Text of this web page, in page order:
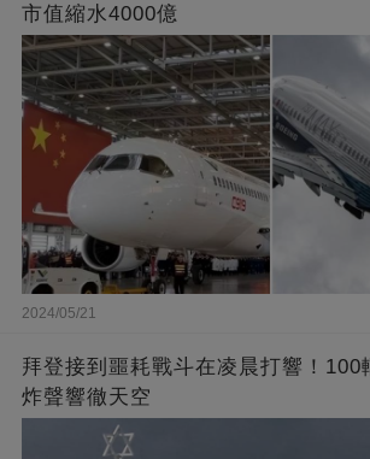
市值縮水4000億
2024/05/21
拜登接到噩耗戰斗在凌晨打響！100
炸聲響徹天空